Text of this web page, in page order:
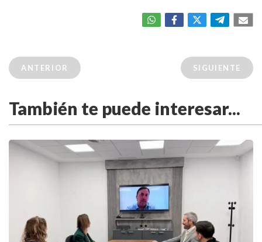
ANTERIOR SIGUIENTE
También te puede interesar...